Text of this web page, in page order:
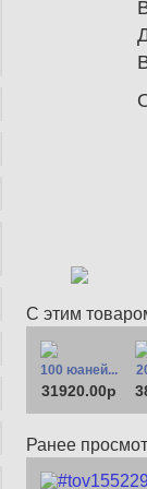
С этим
100 юаней...
31920.00р
Ранее